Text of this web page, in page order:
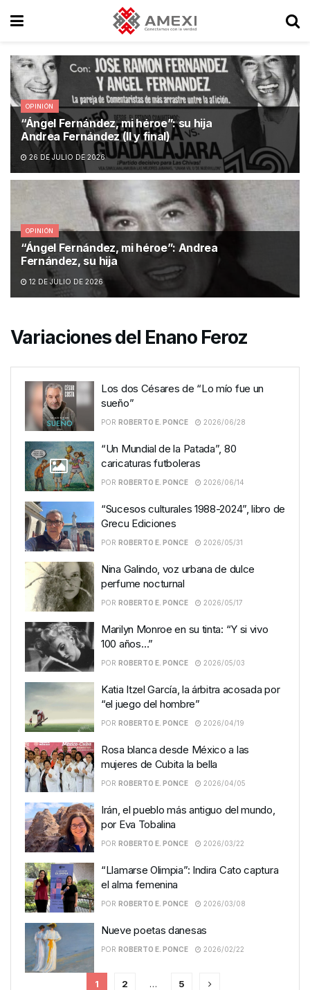
OPINIÓN
“Ángel Fernández, mi héroe”: su hija
Andrea Fernández (II y final)
26 DE JULIO DE 2026
OPINIÓN
“Ángel Fernández, mi héroe”: Andrea
Fernández, su hija
12 DE JULIO DE 2026
Variaciones del Enano Feroz
Los dos Césares de “Lo mío fue un
sueño”
POR ROBERTO E. PONCE 2026/06/28
“Un Mundial de la Patada”, 80
caricaturas futboleras
POR ROBERTO E. PONCE 2026/06/14
“Sucesos culturales 1988-2024”, libro de
Grecu Ediciones
POR ROBERTO E. PONCE 2026/05/31
Nina Galindo, voz urbana de dulce
perfume nocturnal
POR ROBERTO E. PONCE 2026/05/17
Marilyn Monroe en su tinta: “Y si vivo
100 años…”
POR ROBERTO E. PONCE 2026/05/03
Katia Itzel García, la árbitra acosada por
“el juego del hombre”
POR ROBERTO E. PONCE 2026/04/19
Rosa blanca desde México a las
mujeres de Cubita la bella
POR ROBERTO E. PONCE 2026/04/05
Irán, el pueblo más antiguo del mundo,
por Eva Tobalina
POR ROBERTO E. PONCE 2026/03/22
“Llamarse Olimpia”: Indira Cato captura
el alma femenina
POR ROBERTO E. PONCE 2026/03/08
Nueve poetas danesas
POR ROBERTO E. PONCE 2026/02/22
1 2 … 5